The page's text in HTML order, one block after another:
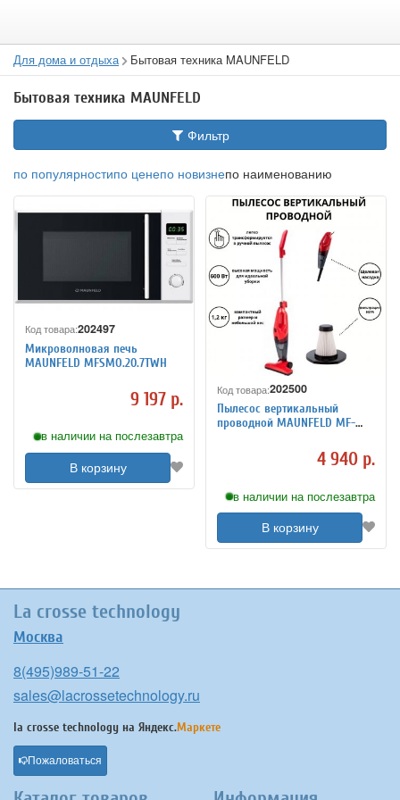
Для дома и отдыха Бытовая техника MAUNFELD
Бытовая техника MAUNFELD
Фильтр
по популярностипо ценепо новизнепо наименованию
Код товара:202497
Микроволновая печь
MAUNFELD MFSMO.20.7TWH
9 197 р.
в наличии на послезавтра
В корзину
Код товара:202500
Пылесос вертикальный
проводной MAUNFELD MF-
4 940 р.
в наличии на послезавтра
В корзину
La crosse technology
Москва
8(495)989-51-22
sales@lacrossetechnology.ru
la crosse technology на Яндекс.Маркете
Пожаловаться